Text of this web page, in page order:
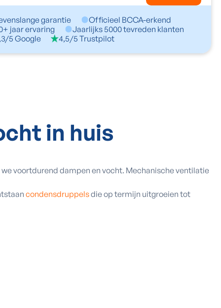
garantie
Officieel BCCA-erkend
jaar ervaring
Jaarlijks 5000 tevreden klanten
5 Google
4,5/5 Trustpilot
in huis
voortdurend dampen en vocht. Mechanische ventilatie
condensdruppelsdie op termijn uitgroeien tot